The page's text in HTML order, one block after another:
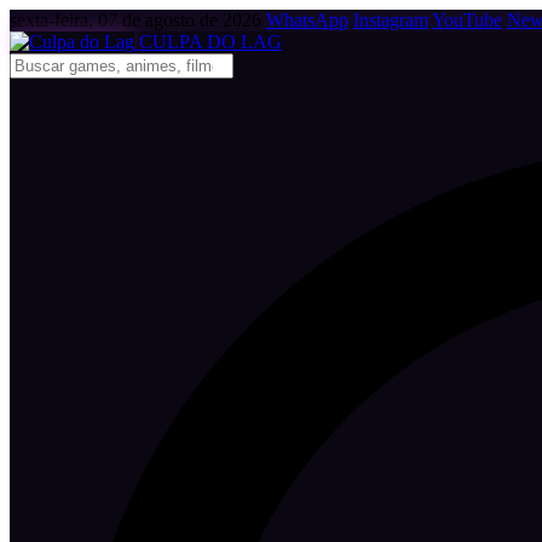
sexta-feira, 07 de agosto de 2026 WhatsApp InstagramYouTube
CULPA DO LAG